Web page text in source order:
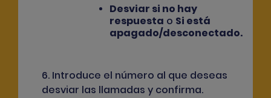
Desviar si no hay
respuesta o Si está
apagado/desconectado.
6. Introduce el número al que deseas
desviar las llamadas y confirma.